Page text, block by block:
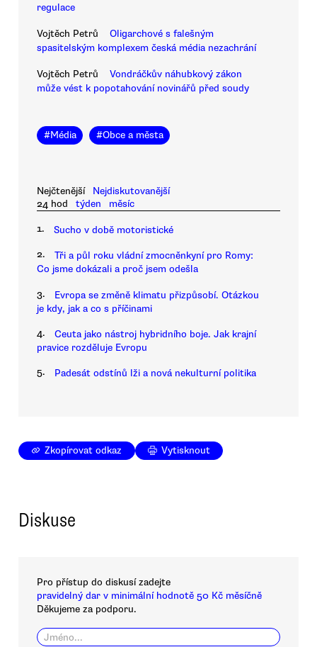
regulace
Vojtěch Petrů
Oligarchové s falešným
spasitelským komplexem česká média nezachrání
Vojtěch Petrů
Vondráčkův náhubkový zákon
může vést k popotahování novinářů před soudy
#Média #Obce a města
Nejčtenější
Nejdiskutovanější
24 hod
týden měsíc
1. Sucho v době motoristické
2.
Tři a půl roku vládní zmocněnkyní pro Romy:
Co jsme dokázali a proč jsem odešla
3.
Evropa se změně klimatu přizpůsobí. Otázkou
je kdy, jak a co s příčinami
4.
Ceuta jako nástroj hybridního boje. Jak krajní
pravice rozděluje Evropu
5. Padesát odstínů lži a nová nekulturní politika
Zkopírovat odkaz Vytisknout
Diskuse
Pro přístup do diskusí zadejte
pravidelný dar v minimální hodnotě 50 Kč měsíčně
Děkujeme za podporu.